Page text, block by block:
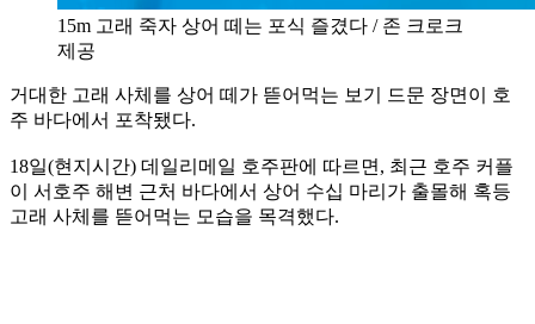
15m 고래 죽자 상어 떼는 포식 즐겼다 / 존 크로크
제공
거대한 고래 사체를 상어 떼가 뜯어먹는 보기 드문 장면이 호
주 바다에서 포착됐다.
18일(현지시간) 데일리메일 호주판에 따르면, 최근 호주 커플
이 서호주 해변 근처 바다에서 상어 수십 마리가 출몰해 혹등
고래 사체를 뜯어먹는 모습을 목격했다.